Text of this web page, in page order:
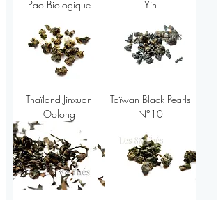
Pao Biologique
Yin
Thaïland Jinxuan
Oolong
Taïwan Black Pearls
N°10